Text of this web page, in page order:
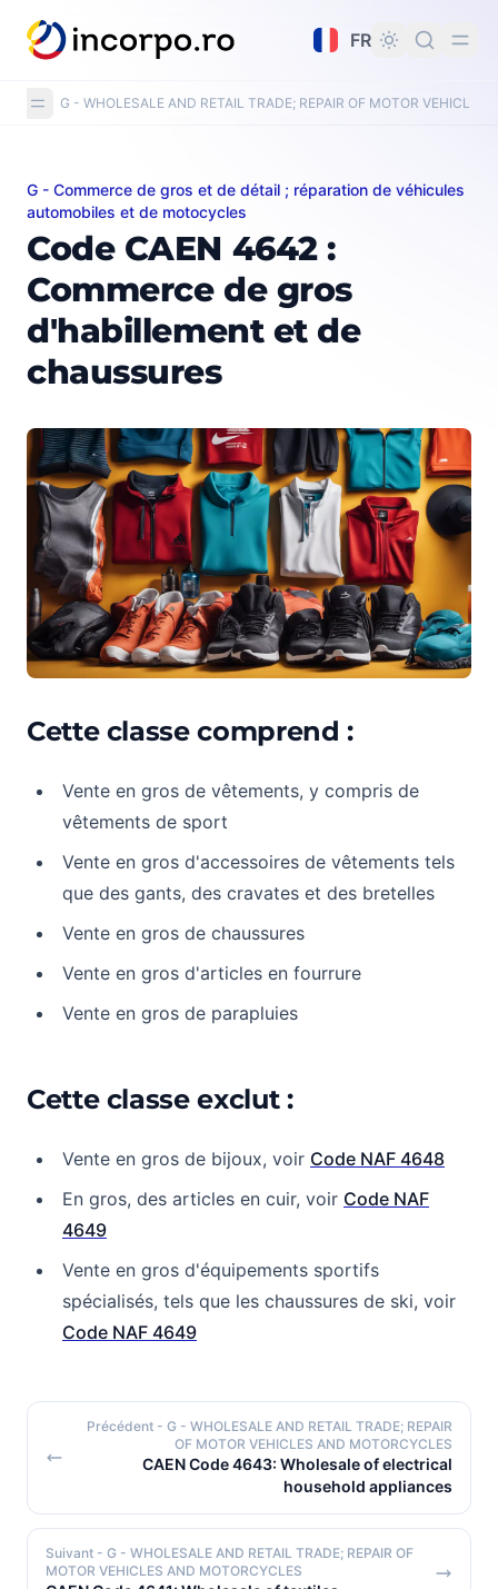
principal
FR
G - WHOLESALE AND RETAIL TRADE; REPAIR OF MOTOR VEHICLES
Code CAEN 4642 : Commerce de gros d'habillement
G - Commerce de gros et de détail ; réparation de véhicules
automobiles et de motocycles
Code CAEN 4642 :
Commerce de gros
d'habillement et de
chaussures
Cette classe comprend :
Vente en gros de vêtements, y compris de
vêtements de sport
Vente en gros d'accessoires de vêtements tels
que des gants, des cravates et des bretelles
Vente en gros de chaussures
Vente en gros d'articles en fourrure
Vente en gros de parapluies
Cette classe exclut :
Vente en gros de bijoux, voir Code NAF 4648
En gros, des articles en cuir, voir Code NAF
4649
Vente en gros d'équipements sportifs
spécialisés, tels que les chaussures de ski, voir
Code NAF 4649
Précédent - G - WHOLESALE AND RETAIL TRADE; REPAIR
OF MOTOR VEHICLES AND MOTORCYCLES
CAEN Code 4643: Wholesale of electrical
household appliances
Suivant - G - WHOLESALE AND RETAIL TRADE; REPAIR OF
MOTOR VEHICLES AND MOTORCYCLES